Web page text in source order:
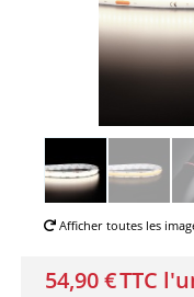
Afficher toutes les
54,90 €TTC